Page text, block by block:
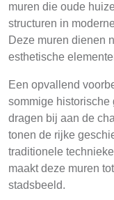
muren die oude
structuren in
Deze muren dienen
esthetische
Een opvallend
sommige historische
dragen bij aan de
tonen de rijke
traditionele
maakt deze muren
stadsbeeld.